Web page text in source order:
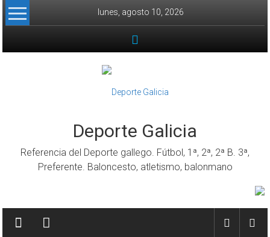
Skip to content
lunes, agosto 10, 2026
Deporte Galicia
Referencia del Deporte gallego. Fútbol, 1ª, 2ª, 2ª B. 3ª,
Preferente. Baloncesto, atletismo, balonmano